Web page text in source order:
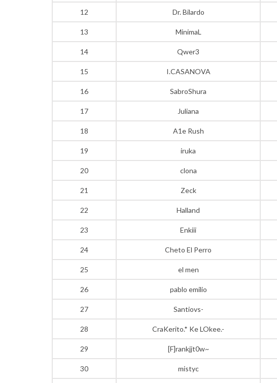
12 Dr. Bilardo
13 MinimaL
14 Qwer3
15 I.CASANOVA
16 SabroShura
17 Juliana
18 A1e Rush
19 iruka
20 clona
21 Zeck
22 Halland
23 Enkiii
24 Cheto El Perro
25 el men
26 pablo emilio
27 Santiovs-
28 CraKerito.* Ke LOkee.-
29 [F]rankjjt0w~
30 mistyc